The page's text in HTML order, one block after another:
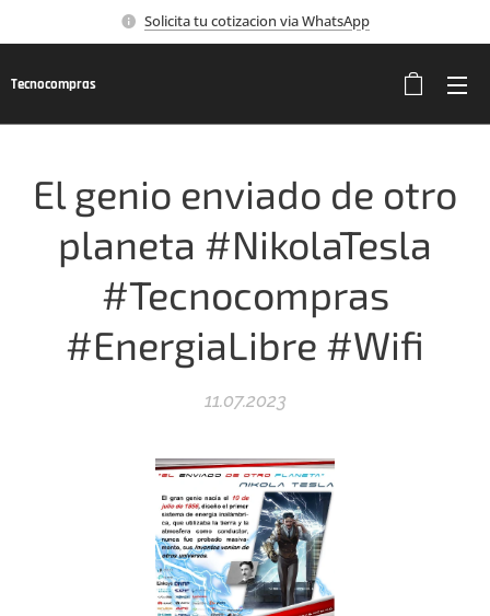
Solicita tu cotizacion via WhatsApp
Tecnocompras
El genio enviado de otro
planeta #NikolaTesla
#Tecnocompras
#EnergiaLibre #Wifi
11.07.2023